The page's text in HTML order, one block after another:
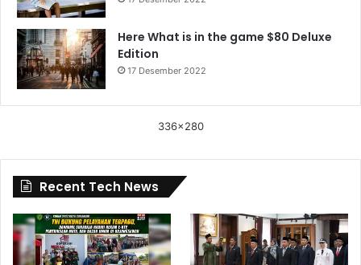
Here What is in the game $80 Deluxe
Edition
17 Desember 2022
336x280
Recent Tech News